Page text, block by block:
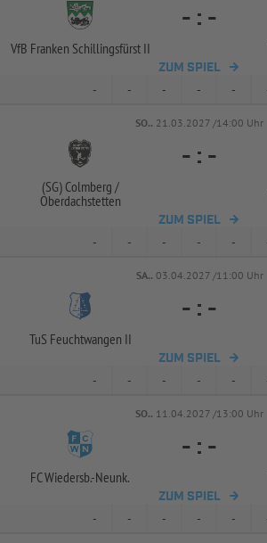
VfB Franken Schillingsfürst II
- : -
ZUM SPIEL
- - - - -
SO.. 21.03.2027 /14:00 Uhr
(SG) Colmberg /
Oberdachstetten
- : -
ZUM SPIEL
- - - - -
SA.. 03.04.2027 /11:00 Uhr
TuS Feuchtwangen II
- : -
ZUM SPIEL
- - - - -
SO.. 11.04.2027 /13:00 Uhr
FC Wiedersb.-Neunk.
- : -
ZUM SPIEL
- - - - -